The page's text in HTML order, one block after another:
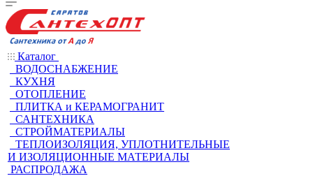
Каталог
ВОДОСНАБЖЕНИЕ
КУХНЯ
ОТОПЛЕНИЕ
ПЛИТКА и КЕРАМОГРАНИТ
САНТЕХНИКА
СТРОЙМАТЕРИАЛЫ
ТЕПЛОИЗОЛЯЦИЯ, УПЛОТНИТЕЛЬНЫЕ
И ИЗОЛЯЦИОННЫЕ МАТЕРИАЛЫ
РАСПРОДАЖА